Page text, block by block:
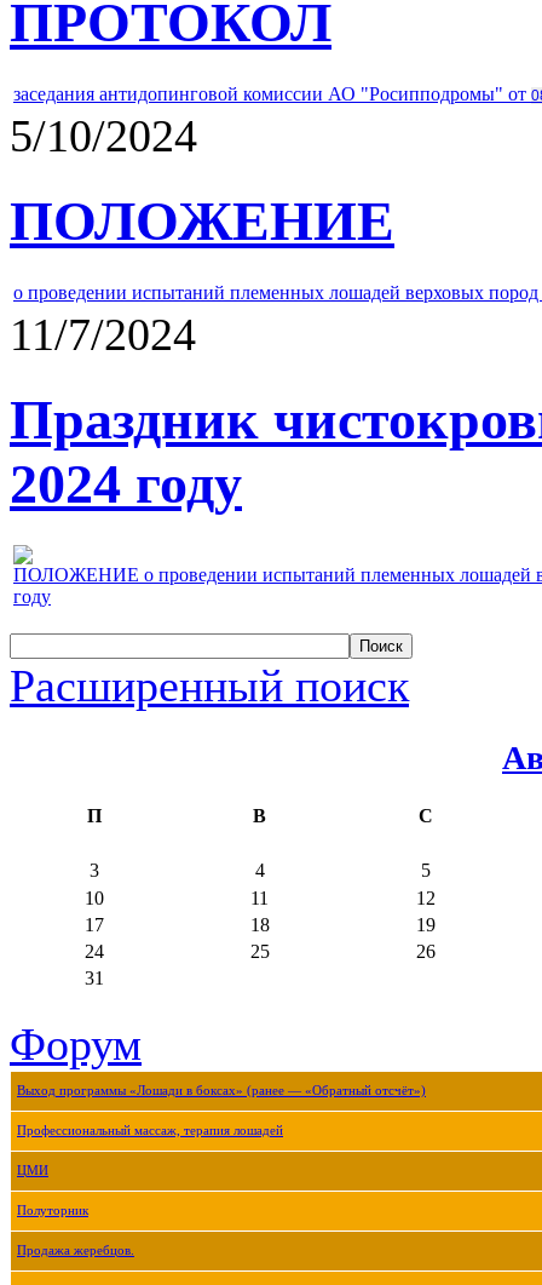
ПРОТОКОЛ
заседания антидопинговой комиссии АО "Росипподромы" от
5/10/2024
ПОЛОЖЕНИЕ
о проведении испытаний племенных лошадей верховых
11/7/2024
Праздник
2024 году
ПОЛОЖЕНИЕ о проведении испытаний племенных лошадей
году
Расширенный поиск
П В С
3 4
5
10
11
12
17
18
19
24
25
26
31
Форум
Выход программы «Лошади в боксах» (ранее — «Обратный отсчёт»)
Профессиональный массаж, терапия лошадей
ЦМИ
Полуторник
Продажа жеребцов.